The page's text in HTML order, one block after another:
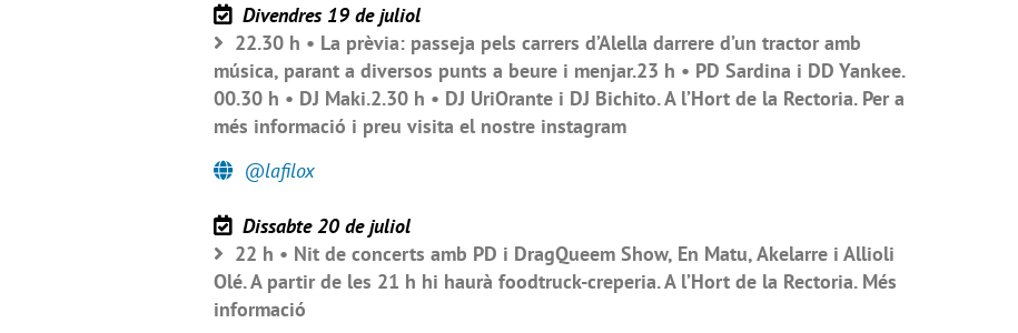
Divendres 19 de juliol
22.30 h • La prèvia: passeja pels carrers d’Alella darrere d’un tractor amb
música, parant a diversos punts a beure i menjar.23 h • PD Sardina i DD Yankee.
00.30 h • DJ Maki.2.30 h • DJ UriOrante i DJ Bichito. A l’Hort de la Rectoria. Per a
més informació i preu visita el nostre instagram
@lafilox
Dissabte 20 de juliol
22 h • Nit de concerts amb PD i DragQueem Show, En Matu, Akelarre i Allioli
Olé. A partir de les 21 h hi haurà foodtruck-creperia. A l’Hort de la Rectoria. Més
informació